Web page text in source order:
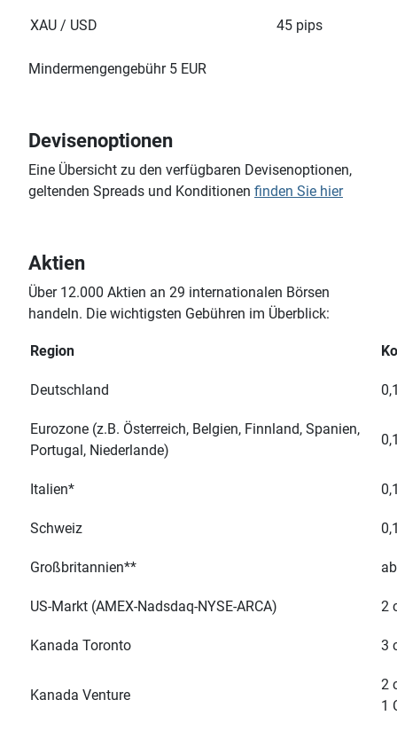
XAU / USD 45 pips
Mindermengengebühr 5 EUR
Devisenoptionen
Eine Übersicht zu den verfügbaren Devisenoptionen,
geltenden Spreads und Konditionen finden Sie hier
Aktien
Über 12.000 Aktien an 29 internationalen Börsen
handeln. Die wichtigsten Gebühren im Überblick:
Region
Deutschland
Eurozone (z.B. Österreich, Belgien, Finnland, Spanien,
Portugal, Niederlande)
Italien*
Schweiz
Großbritannien**
US-Markt (AMEX-Nadsdaq-NYSE-ARCA) 2
Kanada Toronto 3
Kanada Venture
2
1